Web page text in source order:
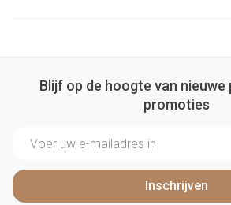
Blijf op de hoogte van
promoties
Inschrijven